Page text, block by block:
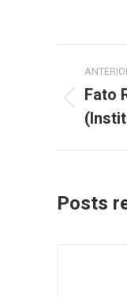
de
post:
anterior:
Fato
Posts